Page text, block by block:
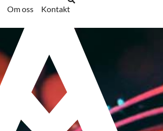
Om oss Kontakt